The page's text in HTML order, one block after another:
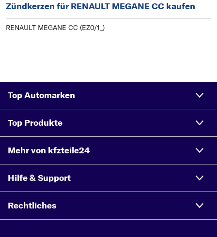
Zündkerzen für RENAULT MEGANE CC kaufen
RENAULT MEGANE CC (EZ0/1_)
Top Automarken
Top Produkte
Mehr von kfzteile24
Hilfe & Support
Rechtliches